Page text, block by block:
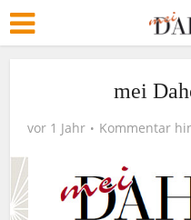
mei
vor 1 Jahr Kommentar